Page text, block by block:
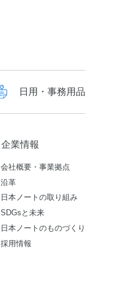
日用・事務用品
企業情報
会社概要・事業拠点
沿革
日本ノートの取り組み
SDGsと未来
日本ノートのものづくり
採用情報